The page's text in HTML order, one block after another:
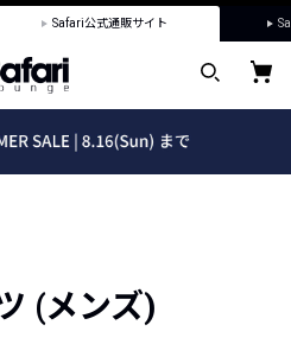
Safari公式通販サイト
(メンズ)